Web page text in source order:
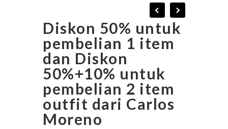
Diskon 50% untuk
pembelian 1 item
dan Diskon
50%+10% untuk
pembelian 2 item
outfit dari Carlos
Moreno